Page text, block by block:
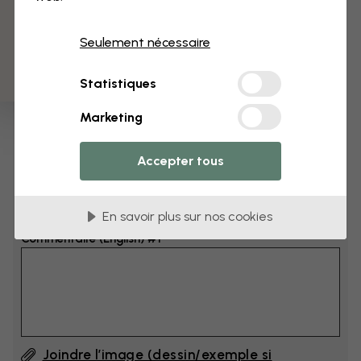
Ajoutez 6–10 cm à la largeur et à la hauteur
Ajouter un commentaire
Commentaire (English) #1
Joindre l’image (dessin/exemple si
Seulement nécessaire
Statistiques
Marketing
Accepter tous
En savoir plus sur nos cookies